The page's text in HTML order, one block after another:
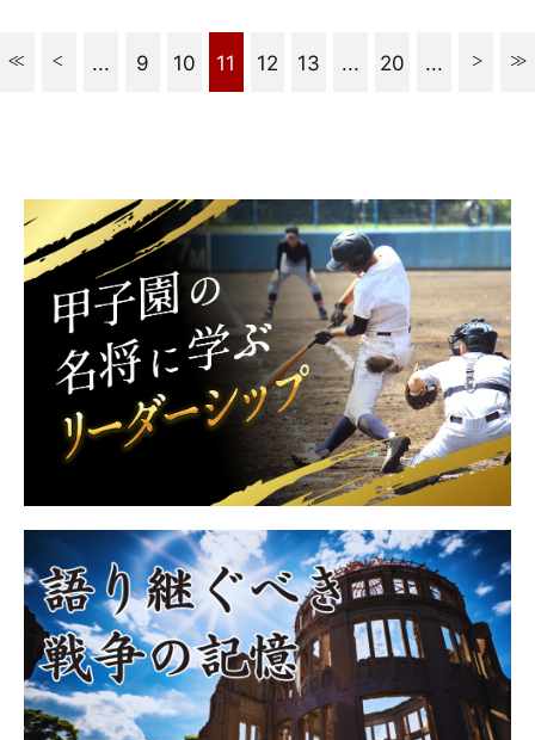
... 9 10 11 12 13 ... 20 ...